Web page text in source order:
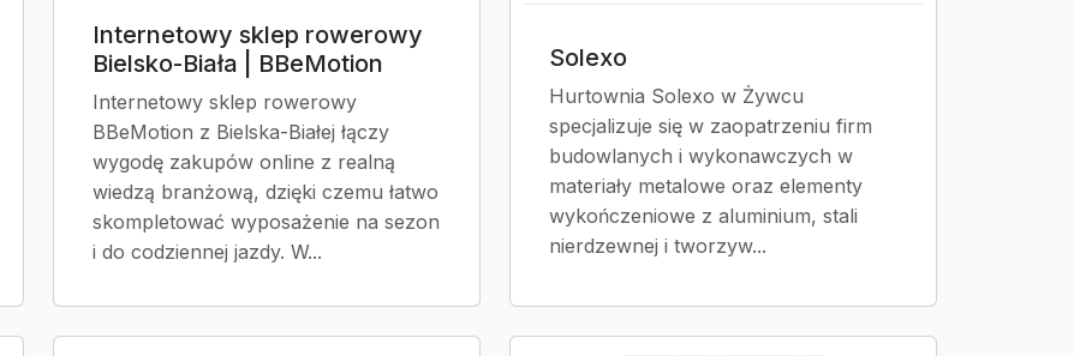
Internetowy sklep rowerowy
Bielsko-Biała | BBeMotion
Internetowy sklep rowerowy
BBeMotion z Bielska-Białej łączy
wygodę zakupów online z realną
wiedzą branżową, dzięki czemu łatwo
skompletować wyposażenie na sezon
i do codziennej jazdy. W...
Solexo
Hurtownia Solexo w Żywcu
specjalizuje się w zaopatrzeniu firm
budowlanych i wykonawczych w
materiały metalowe oraz elementy
wykończeniowe z aluminium, stali
nierdzewnej i tworzyw...